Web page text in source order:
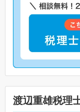
渡辺重雄税理